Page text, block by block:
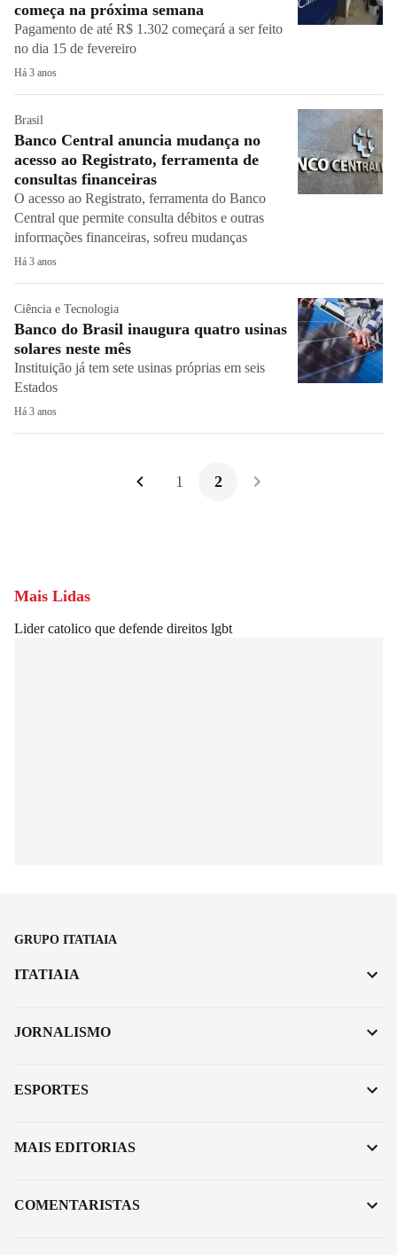
começa na próxima semana
Pagamento de até R$ 1.302 começará a ser feito
no dia 15 de fevereiro
Há 3 anos
Brasil
Banco Central anuncia mudança no
acesso ao Registrato, ferramenta de
consultas financeiras
O acesso ao Registrato, ferramenta do Banco
Central que permite consulta débitos e outras
informações financeiras, sofreu mudanças
Há 3 anos
Ciência e Tecnologia
Banco do Brasil inaugura quatro usinas
solares neste mês
Instituição já tem sete usinas próprias em seis
Estados
Há 3 anos
1 2
Mais Lidas
Lider catolico que defende direitos lgbt
GRUPO ITATIAIA
ITATIAIA
JORNALISMO
ESPORTES
MAIS EDITORIAS
COMENTARISTAS